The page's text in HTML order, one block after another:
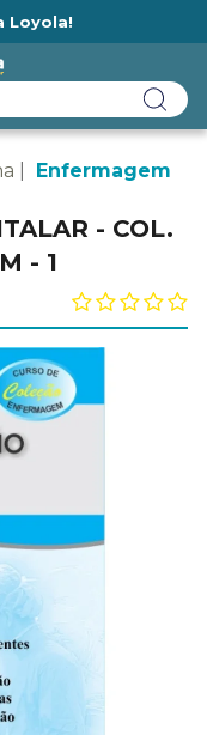
Loyola!
Enfermagem
- COL.
- 1